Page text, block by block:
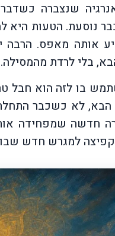
שנצברה
נוסעת. הטעות
אותה מאפס.
בלי לרדת מהמסילה.
בו לזה הוא חבל
לא כשכבר
חדשה שמפחידה
למגרש חדש שבו